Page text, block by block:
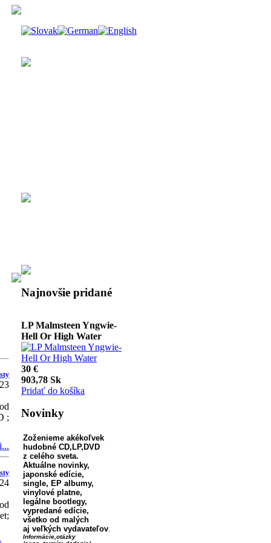
;
Najnovšie pridané
CD IRON SAVIOR -
Deathbringer
LP Malmsteen Yngwie-
30 €
903,78 Sk
Pridať do košíka
CDdigi Malmsteen
Water
18 €
542,27 Sk
Pridať do košíka
CDdigi Coldrain -
OPTIMIZE =
OPTDEMISE
Novinky
Zoženieme akékoľvek
hudobné CD,LP, DVD
z celého sveta.
Aktuálne novinky,
japonské edície,
single, EP albumy,
vinylové platne,
legálne bootlegy,
vypredané edície,
všetko od malých
aj veľkých vydavateľov
Informácie,otázky